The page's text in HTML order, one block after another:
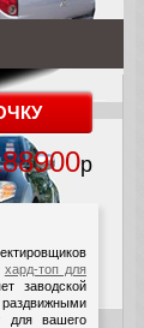
р
хард-топ для
заводской
для вашего